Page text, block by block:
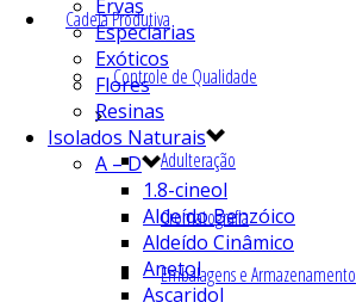
Cadeia Produtiva
Controle de Qualidade
Adulteração
Cromatografia
Embalagens e Armazenamento
Ervas
Especiarias
Exóticos
Flores
Resinas
Isolados Naturais
A – D
1.8-cineol
Aldeído Benzóico
Aldeído Cinâmico
Anetol
Ascaridol